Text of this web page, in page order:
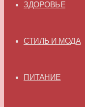
ЗДОРОВЬЕ
СТИЛЬ И МОДА
ПИТАНИЕ